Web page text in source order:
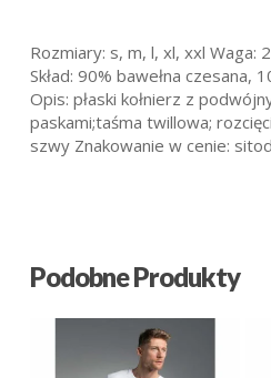
Rozmiary: s, m, l, xl, xxl Waga:
Skład: 90% bawełna czesana,
Opis: płaski kołnierz z
paskami;taśma twillowa;
szwy Znakowanie w cenie:
Podobne Produkty